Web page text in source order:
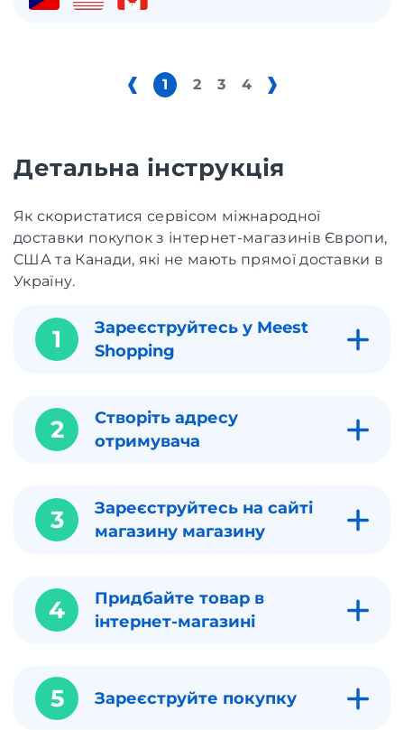
1 2 3 4
Детальна інструкція
Як скористатися сервісом міжнародної
доставки покупок з інтернет-магазинів Європи,
США та Канади, які не мають прямої доставки в
Україну.
1
Зареєструйтесь у Meest
Shopping
2
Створіть адресу
отримувача
3
Зареєструйтесь на сайті
магазину магазину
4
Придбайте товар в
інтернет-магазині
5 Зареєструйте покупку